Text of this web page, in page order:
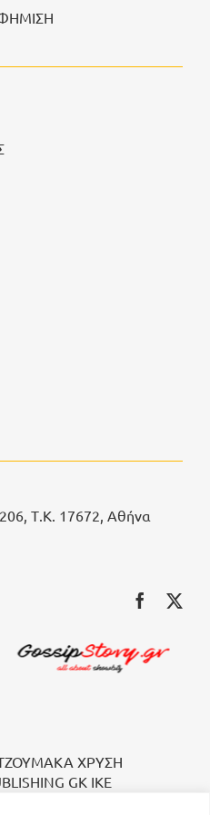
Τ.Κ. 17672, Αθήνα
ΤΖΟΥΜΑΚΑ ΧΡΥΣΗ
GK IKE